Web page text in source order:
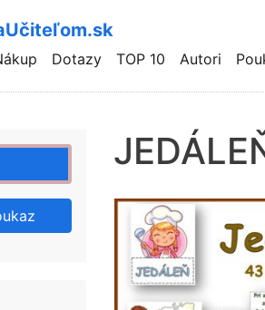
Dotazy TOP 10 Autori